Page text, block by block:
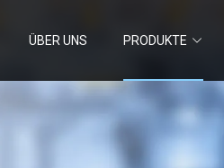
ÜBER UNS PRODUKTE